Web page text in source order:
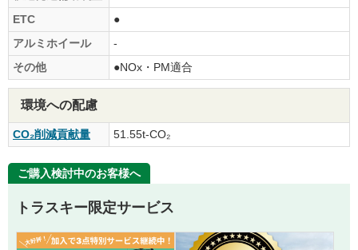
ETC
●
アルミホイール
-
その他
●NOx・PM適合
環境への配慮
CO₂削減貢献量 51.55t-CO₂
ご購入検討中のお客様へ
トラスキー限定サービス